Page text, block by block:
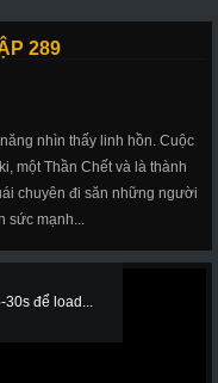
289
nhìn thấy linh hồn. Cuộc
một Thần Chết và là thành
chuyên đi săn những người
sức mạnh...
30s để load...
played